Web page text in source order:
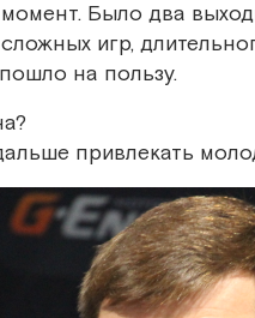
Было два
игр,
на пользу.
привлекать